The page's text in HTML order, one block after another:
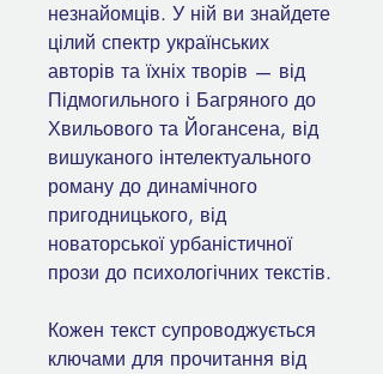
незнайомців. У ній ви знайдете
цілий спектр українських
авторів та їхніх творів — від
Підмогильного і Багряного до
Хвильового та Йогансена, від
вишуканого інтелектуального
роману до динамічного
пригодницького, від
новаторської урбаністичної
прози до психологічних текстів.
Кожен текст супроводжується
ключами для прочитання від